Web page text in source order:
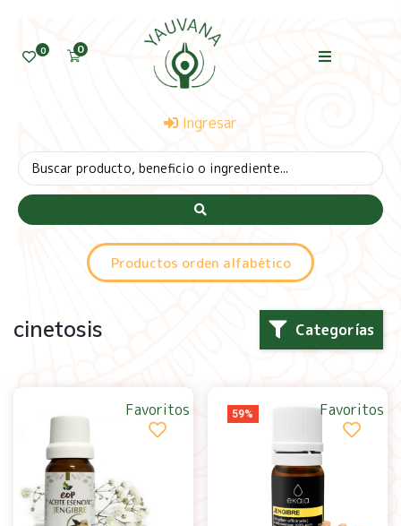
0 0
Ingresar
Productos orden alfabético
Categorías
cinetosis
Favoritos 59% Favoritos